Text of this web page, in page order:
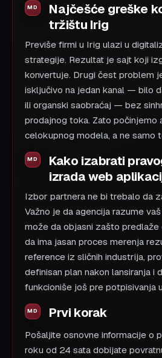
Najčešće greške
tržištu Irig
Previše firmi u Irig ulazi u
strategije. Rezultat je sajt koji
konvertuje. Drugi čest problem
isključivo na jedan kanal — bilo
ili organski saobraćaj — bez
prodajnog toka. Zato počinjemo
celokupnog modela, a ne samo
Kako izabrati
izrada web
Izbor partnera ne bi trebalo da
Važno je da agencija razume
može da objasni zašto predlaže
da ima jasan proces merenja
reference iz sličnih industrija,
definisan plan nakon lansiranja i
funkcioniše još pre potpisivanja
Prvi korak
Pošaljite osnovne informacije o
roku od 24 sata dobijate